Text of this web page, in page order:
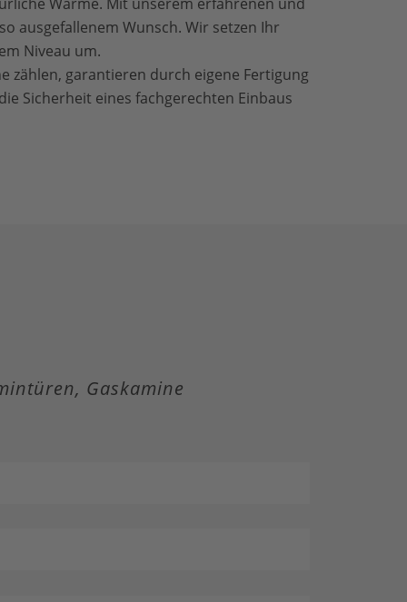
ausgefallenem Wunsch. Wir setzen Ihr
Niveau um.
zählen, garantieren durch eigene Fertigung
Sicherheit eines fachgerechten Einbaus
Gaskamine